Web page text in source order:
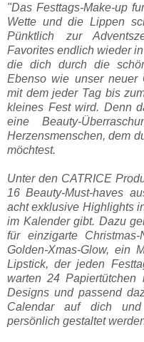
"Das Festtags-Make-up
Wette und die Lippen
Pünktlich zur
Favorites endlich wieder
die dich durch die
Ebenso wie unser neuer
mit dem jeder Tag bis
kleines Fest wird. Denn
eine Beauty-
Herzensmenschen, dem
möchtest.
Unter den CATRICE
16 Beauty-Must-haves
acht exklusive Highlights
im Kalender gibt. Dazu
für einzigarte
Golden-Xmas-Glow, ein
Lipstick, der jeden
warten 24 Papiertütchen
Designs und passend
Calendar auf dich
persönlich gestaltet